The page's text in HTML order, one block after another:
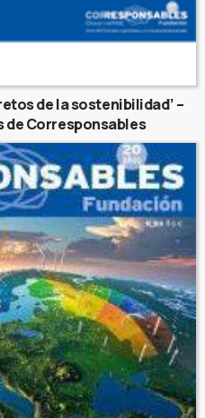
de la sostenibilidad’ –
de Corresponsables